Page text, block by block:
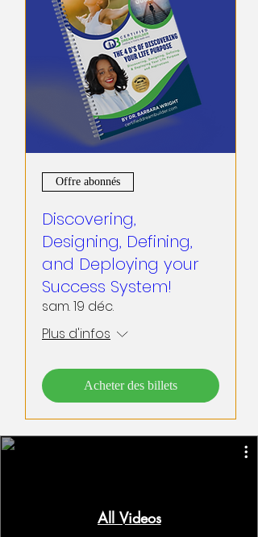
Offre abonnés
Discovering,
Designing, Defining,
and Deploying your
Success System!
sam. 19 déc.
Plus d'infos
Acheter des billets
All Videos